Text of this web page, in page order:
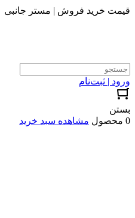
قیمت خرید فروش | مستر جانبی
ورود | ثبت‌نام
بستن
0 محصول
مشاهده سبد خرید